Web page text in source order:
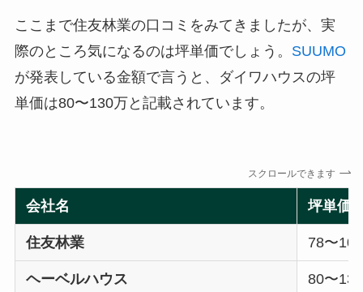
ここまで住友林業の口コミをみてきましたが、実
際のところ気になるのは坪単価でしょう。 SUUMO
が発表している金額で言うと、ダイワハウスの坪
単価は80〜130万と記載されています。
スクロールできます
会社名 坪単価
住友林業 78〜
ヘーベルハウス 80〜